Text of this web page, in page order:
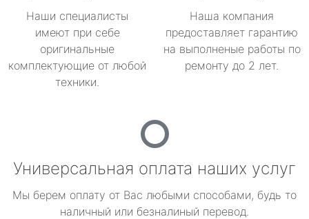
Наши специалисты
имеют при себе
оригинальные
комплектующие от любой
техники.
Наша компания
предоставляет гарантию
на выполненые работы по
ремонту до 2 лет.
Универсальная оплата наших услуг
Мы берем оплату от Вас любыми способами, будь то
наличный или безналиный перевод.